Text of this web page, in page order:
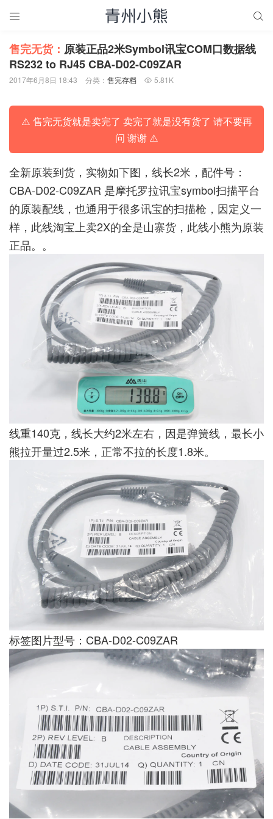
 
售完无货： 原装正品2米Symbol讯宝COM口数据线
RS232 to RJ45 CBA-D02-C09ZAR
2017年6月8日 18:43 分类： 售完存档  5.81K
⚠️ 售完无货就是卖完了 卖完了就是没有货了 请不要再
问 谢谢 ⚠️
全新原装到货，实物如下图，线长2米，配件号：
CBA-D02-C09ZAR 是摩托罗拉讯宝symbol扫描平台
的原装配线，也通用于很多讯宝的扫描枪，因定义一
样，此线淘宝上卖2X的全是山寨货，此线小熊为原装
正品。。
线重140克，线长大约2米左右，因是弹簧线，最长小
熊拉开量过2.5米，正常不拉的长度1.8米。
标签图片型号：CBA-D02-C09ZAR